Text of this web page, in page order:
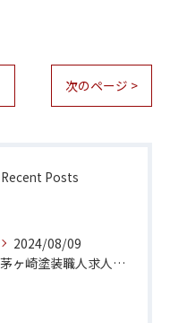
次のページ >
Recent Posts
2024/08/09
茅ヶ崎塗装職人求人：神奈川県で理想のキャリアを築くチャンス